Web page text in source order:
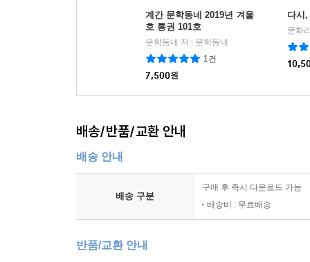
계간 문학동네 2019년 겨울
호 통권 101호
문학동네 저
문학동네
1건
7,500원
다시
문화
배송/반품/교환 안내
배송 안내
배송 구분
구매 후 즉시 다운로드 가능
배송비 : 무료배송
반품/교환 안내